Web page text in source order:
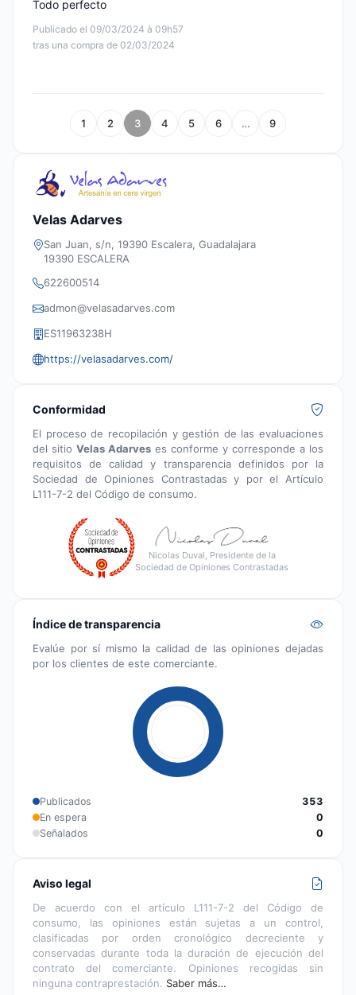
Publicado el 09/03/2024 à 09h57
tras una compra de 02/03/2024
Todo perfecto
1 2 3 4 5 6 … 9
Velas Adarves
San Juan, s/n, 19390 Escalera, Guadalajara
19390 ESCALERA
622600514
admon@velasadarves.com
ES11963238H
https://velasadarves.com/
Conformidad
El proceso de recopilación y gestión de las evaluaciones
del sitio Velas Adarves es conforme y corresponde a los
requisitos de calidad y transparencia definidos por la
Sociedad de Opiniones Contrastadas y por el Artículo
L111-7-2 del Código de consumo.
Nicolas Duval, Presidente de la
Sociedad de Opiniones Contrastadas
Índice de transparencia
Evalúe por sí mismo la calidad de las opiniones dejadas
por los clientes de este comerciante.
Publicados
353
En espera
0
Señalados
0
Aviso legal
De acuerdo con el artículo L111-7-2 del Código de
consumo, las opiniones están sujetas a un control,
clasificadas por orden cronológico decreciente y
conservadas durante toda la duración de ejecución del
contrato del comerciante. Opiniones recogidas sin
ninguna contraprestación. Saber más…